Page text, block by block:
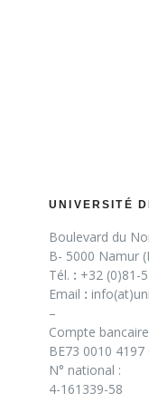
UNIVERSITÉ
Boulevard du
B- 5000 Namur
Tél. : +32 (0)81-
Email :
–
Compte bancaire
BE73 0010 4197
N° national :
4-161339-58